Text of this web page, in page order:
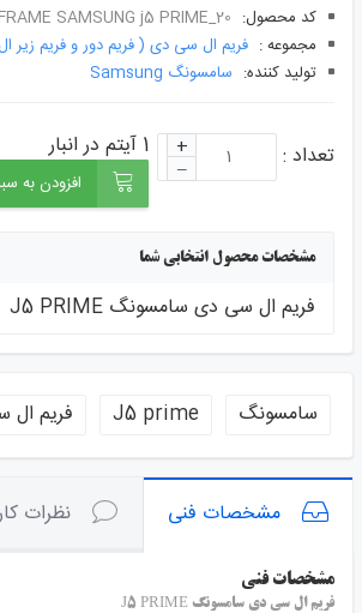
کد محصول: SAMSUNG j5 PRIME_20
مجموعه : فریم ال سی دی ( فریم دور و فریم
توليد کننده: سامسونگ Samsung
1 آیتم در انبار تعداد : +
– افزودن به
مشخصات محصول انتخابی شما
فریم ال سی دی سامسونگ J5 PRIME
سامسونگ J5 prime فریم
مشخصات فنی نظرات
مشخصات فنی
فریم ال سی دی سامسونگ J5 PRIME